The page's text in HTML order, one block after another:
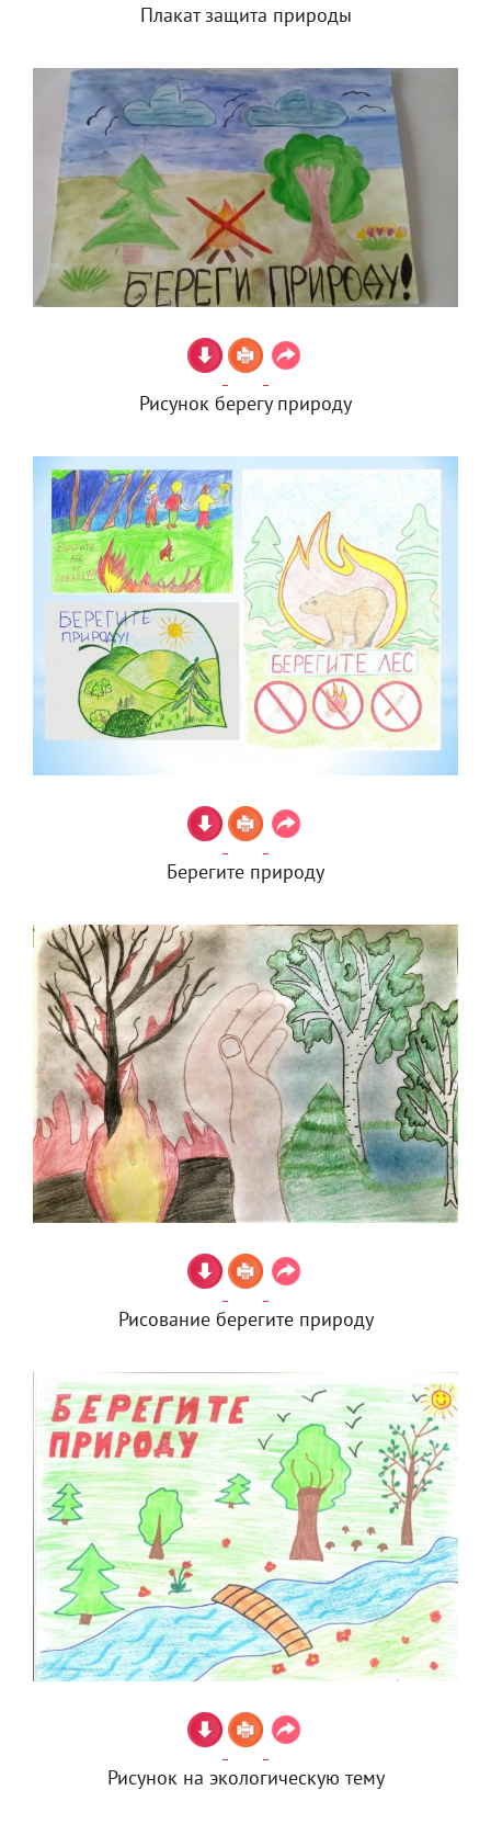
Плакат защита природы
Рисунок берегу природу
Берегите природу
Рисование берегите природу
Рисунок на экологическую тему